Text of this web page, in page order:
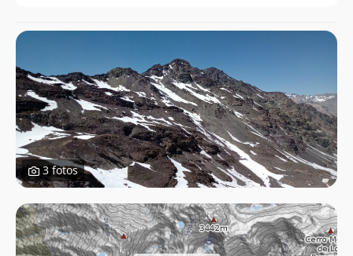
3 fotos